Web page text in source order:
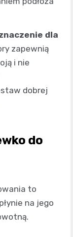
dla
zapewnią
i nie
dobrej
do
to
na jego